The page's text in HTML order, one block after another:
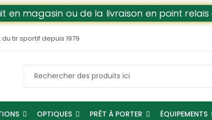
magasin ou de la livraison en point
tir sportif depuis 1979
OPTIQUES PRÊT À PORTER ÉQUIPEMENTS